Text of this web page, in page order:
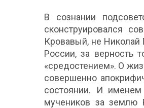
В сознании
сконструировался
Кровавый, не Николай
России, за верность
«средостением». О
совершенно
состоянии. И именем
мучеников за землю